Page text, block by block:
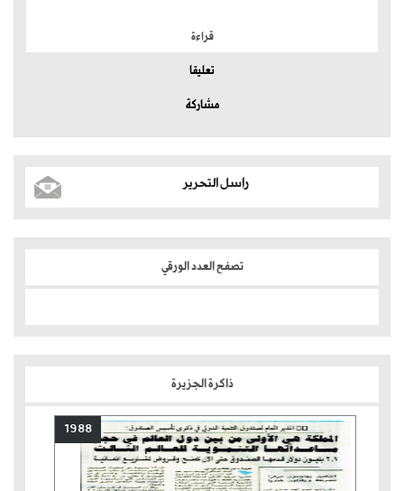
قراءة
تعليقا
مشاركة
راسل التحرير
تصفح العدد الورقي
ذاكرة الجزيرة
1988